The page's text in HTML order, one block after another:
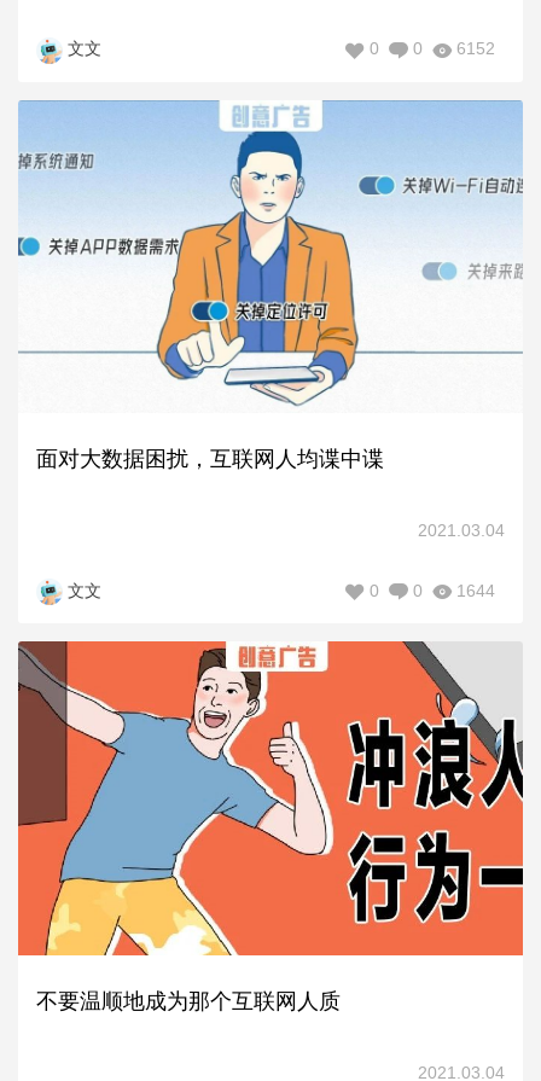
文文 6152
0
0
面对大数据困扰，互联网人均谍中谍
2021.03.04
文文 1644
0
0
不要温顺地成为那个互联网人质
2021.03.04